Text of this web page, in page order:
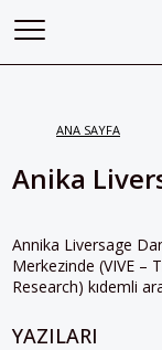
ANA SAYFA
Anika
Annika Liversage
Merkezinde (VIVE –
Research) kıdemli
YAZILARI